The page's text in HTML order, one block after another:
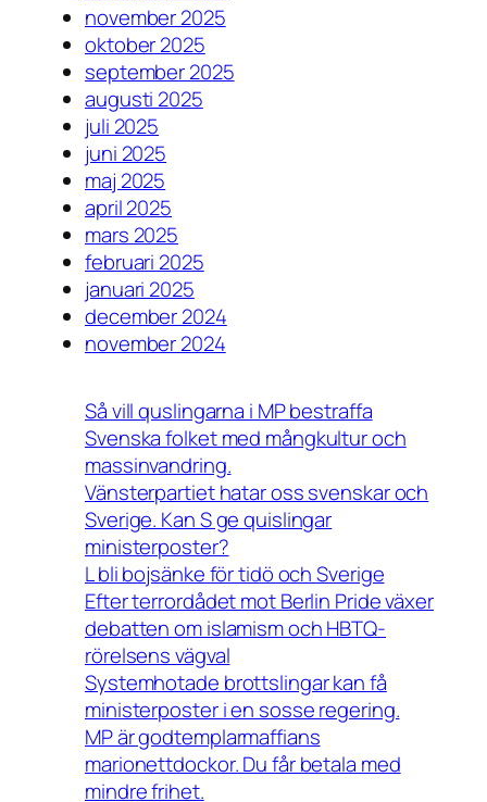
november 2025
oktober 2025
september 2025
augusti 2025
juli 2025
juni 2025
maj 2025
april 2025
mars 2025
februari 2025
januari 2025
december 2024
november 2024
Så vill quslingarna i MP bestraffa
Svenska folket med mångkultur och
massinvandring.
Vänsterpartiet hatar oss svenskar och
Sverige. Kan S ge quislingar
ministerposter?
L bli bojsänke för tidö och Sverige
Efter terrordådet mot Berlin Pride växer
debatten om islamism och HBTQ-
rörelsens vägval
Systemhotade brottslingar kan få
ministerposter i en sosse regering.
MP är godtemplarmaffians
marionettdockor. Du får betala med
mindre frihet.